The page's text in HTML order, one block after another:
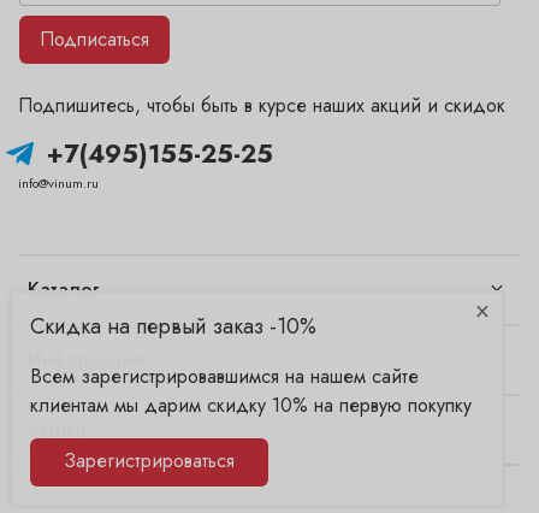
Каталог
+7(495)155-25-25
info@vinum.ru
Подпишитесь, чтобы быть в курсе наших акций и скидок
Подписаться
×
Скидка на первый заказ -10%
Всем зарегистрировавшимся на нашем сайте
клиентам мы дарим скидку 10% на первую покупку
Зарегистрироваться